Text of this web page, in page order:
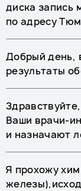
диска запись
по адресу
Добрый день,
результаты
Ваши врачи-
и назначают
Я прохожу